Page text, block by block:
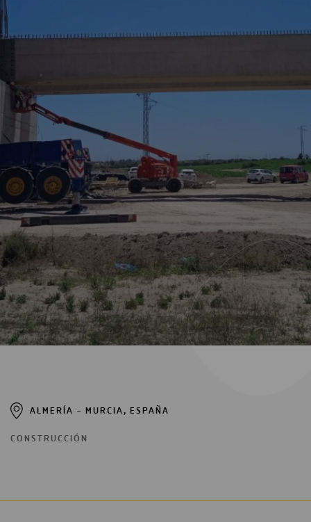
ALMERÍA – MURCIA, ESPAÑA
CONSTRUCCIÓN